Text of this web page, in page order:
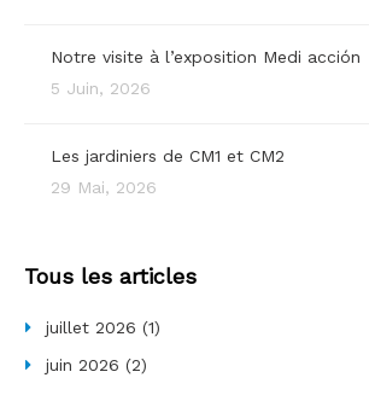
Notre visite à l’exposition Medi acción
5 Juin, 2026
Les jardiniers de CM1 et CM2
29 Mai, 2026
Tous les articles
juillet 2026 (1)
juin 2026 (2)